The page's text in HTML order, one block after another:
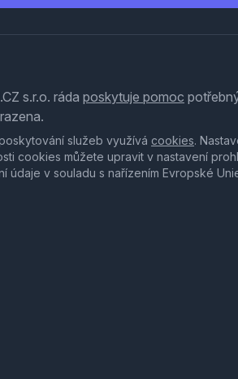
s.r.o. ráda poskytuje pomoc
služeb využívá cookies.
cookies můžete upravit v nastavení
údaje v souladu s nařízením Evropské